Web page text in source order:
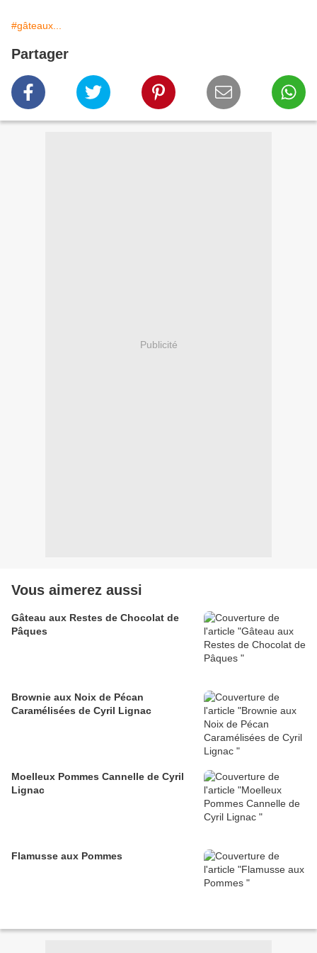
#gâteaux...
Partager
Publicité
Vous aimerez aussi
Gâteau aux Restes de Chocolat de
Pâques
Brownie aux Noix de Pécan
Caramélisées de Cyril Lignac
Moelleux Pommes Cannelle de Cyril
Lignac
Flamusse aux Pommes